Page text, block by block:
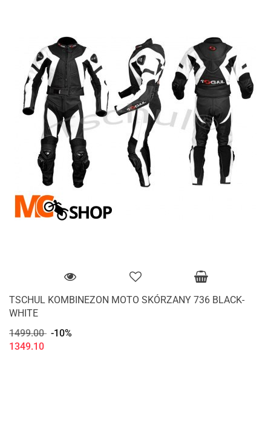
TSCHUL KOMBINEZON MOTO SKÓRZANY 736 BLACK-
WHITE
1499.00 -10%
1349.10